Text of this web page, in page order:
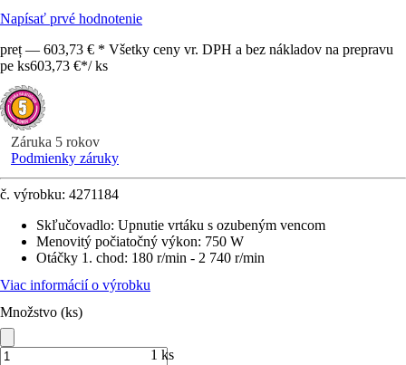
Napísať prvé hodnotenie
preț — 603,73 € * Všetky ceny vr. DPH a bez nákladov na prepravu
pe ks603,73 €*/ ks
Záruka 5 rokov
Podmienky záruky
č. výrobku: 4271184
Skľučovadlo: Upnutie vrtáku s ozubeným vencom
Menovitý počiatočný výkon: 750 W
Otáčky 1. chod: 180 r/min - 2 740 r/min
Viac informácií o výrobku
Množstvo (ks)
1 ks